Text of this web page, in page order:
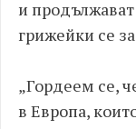
и
грижейки се
„Гордеем се,
в Европа,